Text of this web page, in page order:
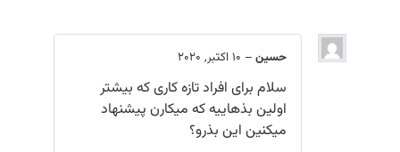
حسین–10 اکتبر, 2020
سلام برای افراد تازه کاری که بیشتر
اولین بذهاییه که میکارن پیشنهاد
میکنین این بذرو؟